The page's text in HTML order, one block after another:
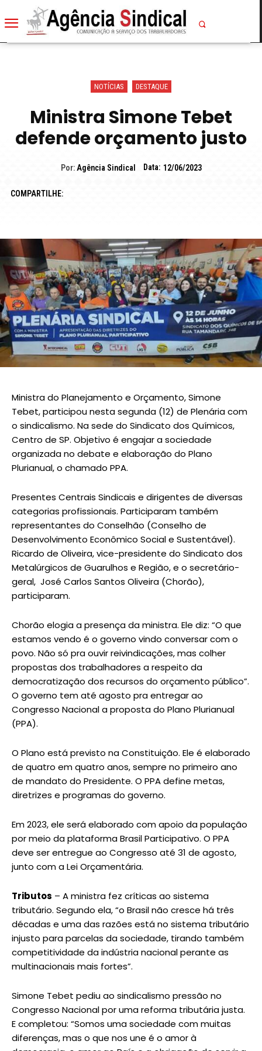
NOTÍCIAS DESTAQUE
Ministra Simone Tebet
defende orçamento justo
Por: Agência Sindical Data: 12/06/2023
COMPARTILHE:
Ministra do Planejamento e Orçamento, Simone
Tebet, participou nesta segunda (12) de Plenária com
o sindicalismo. Na sede do Sindicato dos Químicos,
Centro de SP. Objetivo é engajar a sociedade
organizada no debate e elaboração do Plano
Plurianual, o chamado PPA.
Presentes Centrais Sindicais e dirigentes de diversas
categorias profissionais. Participaram também
representantes do Conselhão (Conselho de
Desenvolvimento Econômico Social e Sustentável).
Ricardo de Oliveira, vice-presidente do Sindicato dos
Metalúrgicos de Guarulhos e Região, e o secretário-
geral, José Carlos Santos Oliveira (Chorão),
participaram.
Chorão elogia a presença da ministra. Ele diz: “O que
estamos vendo é o governo vindo conversar com o
povo. Não só pra ouvir reivindicações, mas colher
propostas dos trabalhadores a respeito da
democratização dos recursos do orçamento público”.
O governo tem até agosto pra entregar ao
Congresso Nacional a proposta do Plano Plurianual
(PPA).
O Plano está previsto na Constituição. Ele é elaborado
de quatro em quatro anos, sempre no primeiro ano
de mandato do Presidente. O PPA define metas,
diretrizes e programas do governo.
Em 2023, ele será elaborado com apoio da população
por meio da plataforma Brasil Participativo. O PPA
deve ser entregue ao Congresso até 31 de agosto,
junto com a Lei Orçamentária.
Tributos – A ministra fez críticas ao sistema
tributário. Segundo ela, “o Brasil não cresce há três
décadas e uma das razões está no sistema tributário
injusto para parcelas da sociedade, tirando também
competitividade da indústria nacional perante as
multinacionais mais fortes”.
Simone Tebet pediu ao sindicalismo pressão no
Congresso Nacional por uma reforma tributária justa.
E completou: “Somos uma sociedade com muitas
diferenças, mas o que nos une é o amor à